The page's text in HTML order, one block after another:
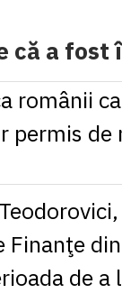
1 NZD
= 2.6097
1 PLN= 1.1646
= 0.0530
1 SEK
= 0.4526
1 UAH= 0.1048
că a
de